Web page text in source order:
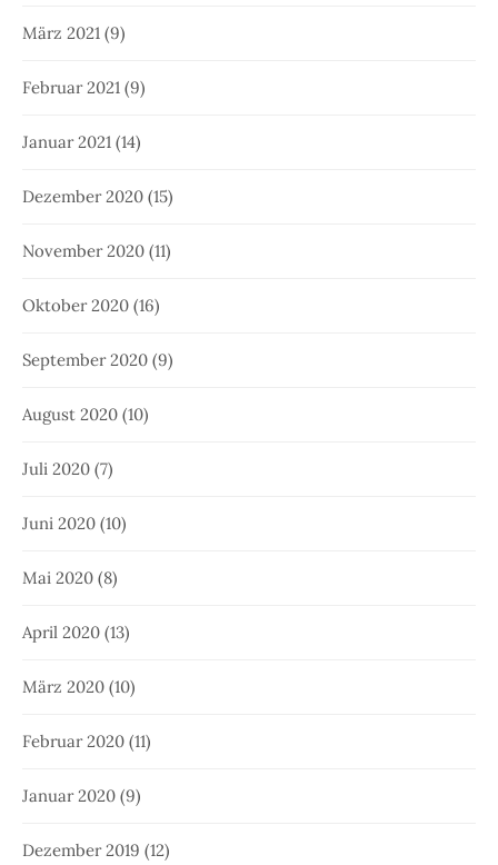
März 2021 (9)
Februar 2021 (9)
Januar 2021 (14)
Dezember 2020 (15)
November 2020 (11)
Oktober 2020 (16)
September 2020 (9)
August 2020 (10)
Juli 2020 (7)
Juni 2020 (10)
Mai 2020 (8)
April 2020 (13)
März 2020 (10)
Februar 2020 (11)
Januar 2020 (9)
Dezember 2019 (12)